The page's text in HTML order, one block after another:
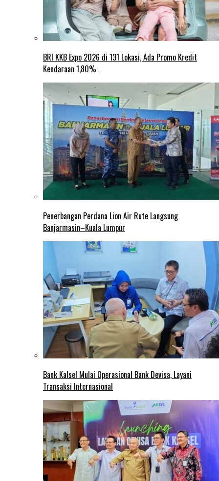
BRI KKB Expo 2026 di 131 Lokasi, Ada Promo Kredit
Kendaraan 1,80%
Penerbangan Perdana Lion Air Rute Langsung
Banjarmasin–Kuala Lumpur
Bank Kalsel Mulai Operasional Bank Devisa, Layani
Transaksi Internasional